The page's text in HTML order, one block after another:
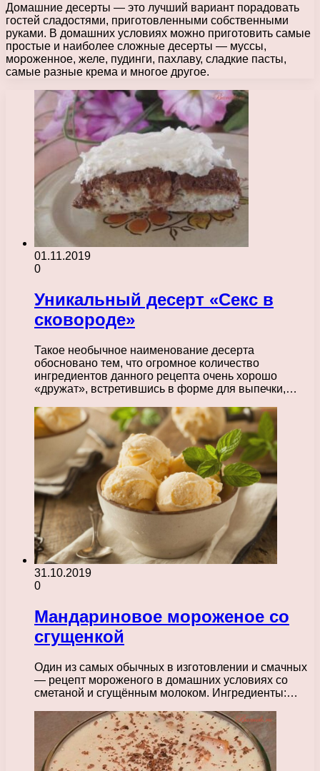
Домашние десерты — это лучший вариант порадовать
гостей сладостями, приготовленными собственными
руками. В домашних условиях можно приготовить самые
простые и наиболее сложные десерты — муссы,
мороженное, желе, пудинги, пахлаву, сладкие пасты,
самые разные крема и многое другое.
01.11.2019
0
Уникальный десерт «Секс в
сковороде»
Такое необычное наименование десерта
обосновано тем, что огромное количество
ингредиентов данного рецепта очень хорошо
«дружат», встретившись в форме для выпечки,…
31.10.2019
0
Мандариновое мороженое со
сгущенкой
Один из самых обычных в изготовлении и смачных
— рецепт мороженого в домашних условиях со
сметаной и сгущённым молоком. Ингредиенты:…